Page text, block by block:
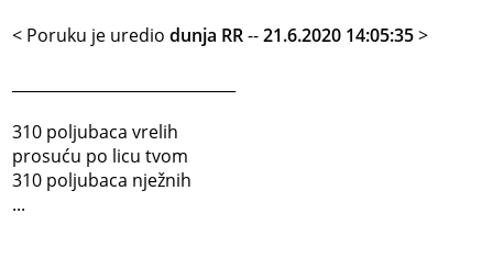
< Poruku je urediodunja RR--21.6.2020 14:05:35>
310 poljubaca vrelih
prosuću po licu tvom
310 poljubaca nježnih
...